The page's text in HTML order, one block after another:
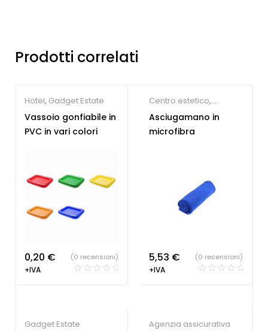
Prodotti correlati
Hotel, Gadget Estate
Vassoio gonfiabile in
PVC in vari colori
0,20 €
+IVA
(0 recensioni)
Centro estetico,
Palestre & Fitness,
Gadget Estate
Asciugamano in
microfibra
5,53 €
+IVA
(0 recensioni)
Gadget Estate Agenzia assicurativa